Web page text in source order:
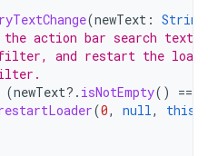
(newText :
action bar search text
and restart the
(newText?. isNotEmpty() ==
(0, null, this